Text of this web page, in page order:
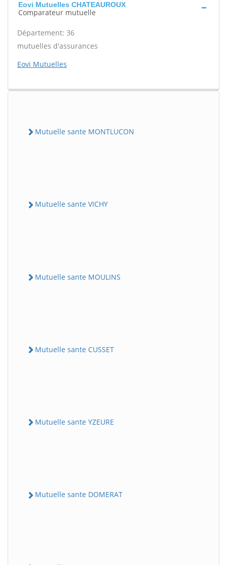
Eovi Mutuelles CHATEAUROUX
Comparateur mutuelle
Département: 36
mutuelles d'assurances
Eovi Mutuelles
Mutuelle sante MONTLUCON
Mutuelle sante VICHY
Mutuelle sante MOULINS
Mutuelle sante CUSSET
Mutuelle sante YZEURE
Mutuelle sante DOMERAT